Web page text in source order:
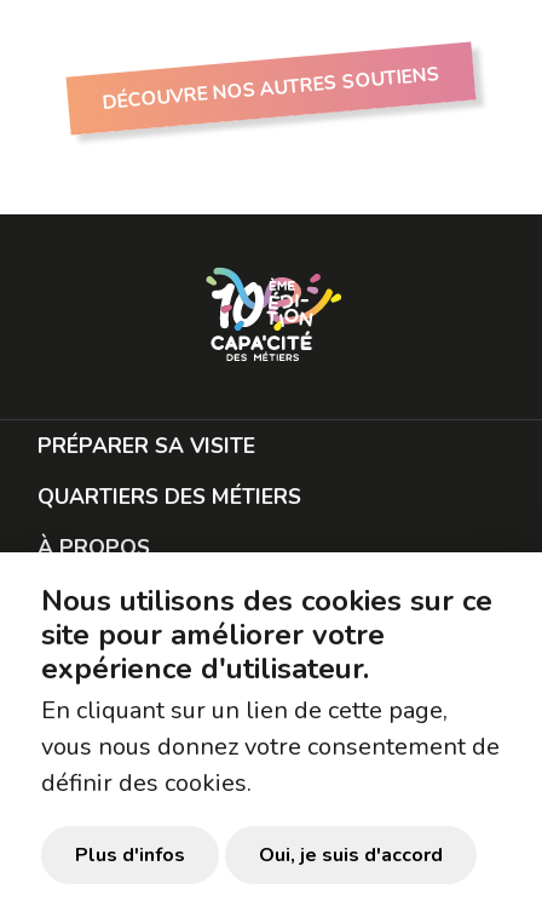
DÉCOUVRE NOS AUTRES SOUTIENS
PRÉPARER SA VISITE
QUARTIERS DES MÉTIERS
À PROPOS
RESTER EN CONTACT
PROTECTION DES DONNÉES
SUIVEZ-NOUS
Facebook
Instagram
TikTok
Nous utilisons des cookies sur ce
site pour améliorer votre
expérience d'utilisateur.
En cliquant sur un lien de cette page,
vous nous donnez votre consentement de
définir des cookies.
Plus d'infos Oui, je suis d'accord